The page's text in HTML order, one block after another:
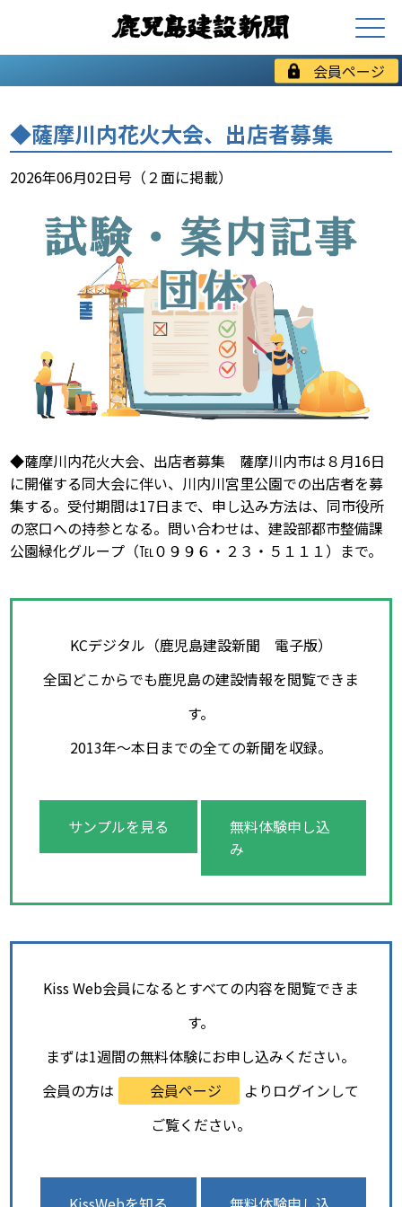
会員ページ
◆薩摩川内花火大会、出店者募集
2026年06月02日号（２面に掲載）
◆薩摩川内花火大会、出店者募集 薩摩川内市は８月16日
に開催する同大会に伴い、川内川宮里公園での出店者を募
集する。受付期間は17日まで、申し込み方法は、同市役所
の窓口への持参となる。問い合わせは、建設部都市整備課
公園緑化グループ（℡０９９６・２３・５１１１）まで。
KCデジタル（鹿児島建設新聞 電子版）
全国どこからでも鹿児島の建設情報を閲覧できま
す。
2013年～本日までの全ての新聞を収録。
サンプルを見る
無料体験申し込
み
Kiss Web会員になるとすべての内容を閲覧できま
す。
まずは1週間の無料体験にお申し込みください。
会員の方は
会員ページ
よりログインして
ご覧ください。